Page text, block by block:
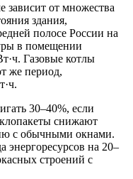
зависит от множества
здания,
полосе России на
в помещении
Газовые котлы
же период,
30–40%, если
снижают
с обычными окнами.
на 20–
строений с